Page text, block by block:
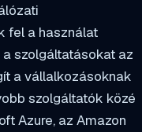
fel a használat
szolgáltatásokat az
a vállalkozásoknak
szolgáltatók közé
Azure, az Amazon